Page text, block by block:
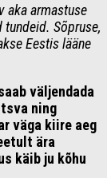
aka armastuse
Sõpruse,
Eestis lääne
väljendada
ning
väga kiire aeg
ära
käib ju kõhu